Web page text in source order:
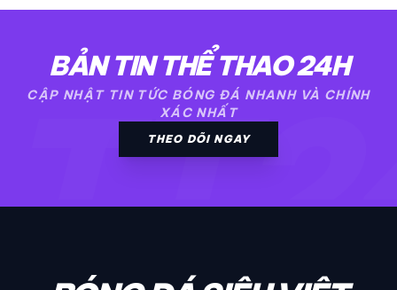
BẢN TIN THỂ THAO 24H
CẬP NHẬT TIN TỨC BÓNG ĐÁ NHANH VÀ CHÍNH
XÁC NHẤT
THEO DÕI NGAY